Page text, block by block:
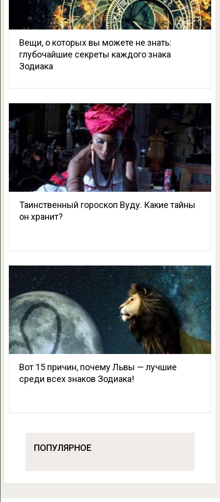
Вещи, о которых вы можете не знать:
глубочайшие секреты каждого знака
Зодиака
Таинственный гороскоп Вуду. Какие тайны
он хранит?
Вот 15 причин, почему Львы — лучшие
среди всех знаков Зодиака!
ПОПУЛЯРНОЕ